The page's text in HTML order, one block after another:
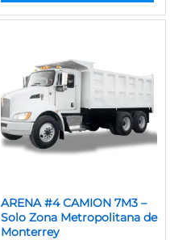
ARENA #4 CAMION 7M3 –
Solo Zona Metropolitana de
Monterrey